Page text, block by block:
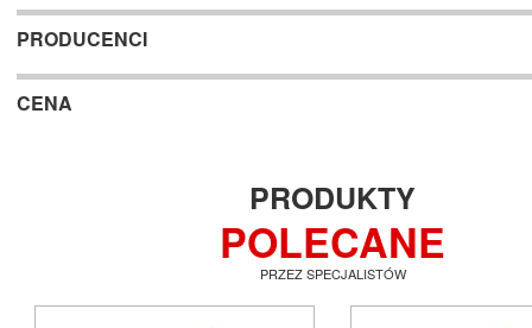
PRODUCENCI
CENA
PRODUKTY
POLECANE
PRZEZ SPECJALISTÓW